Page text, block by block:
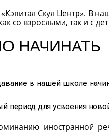
Скул Центр». В
со взрослыми, так и с
НАЧИНАТЬ
в нашей школе
период для усвоения
иностранной